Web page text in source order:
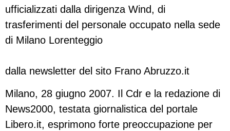
ufficializzati dalla dirigenza Wind, di
trasferimenti del personale occupato nella sede
di Milano Lorenteggio
dalla newsletter del sito Frano Abruzzo.it
Milano, 28 giugno 2007. Il Cdr e la redazione di
News2000, testata giornalistica del portale
Libero.it, esprimono forte preoccupazione per